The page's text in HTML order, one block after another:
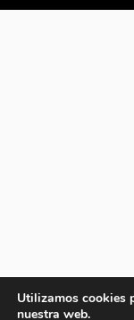
Utilizamos cookies
nuestra web.